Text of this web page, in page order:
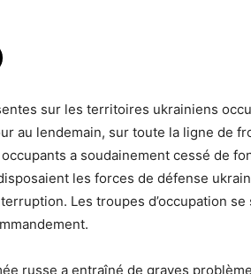
sur les territoires ukrainiens
au lendemain, sur toute la ligne de
a soudainement cessé de
les forces de défense
Les troupes d’occupation se
russe a entraîné de graves